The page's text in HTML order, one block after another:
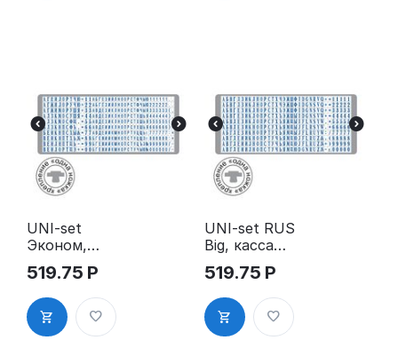
UNI-set
Эконом,
касса для
самонаборн
ых печатей
и штампов,
одна ножка
519.75 Р
UNI-set RUS
Big, касса
крупного
шрифта для
самонаборн
ых печатей
и штампов,
519.75 Р